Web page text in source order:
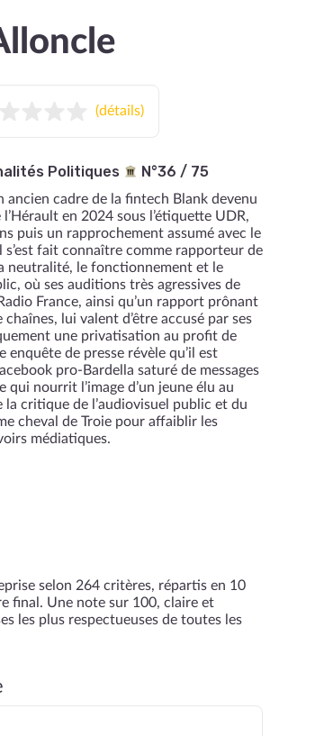
(détails)
Politiques N°36 / 75
ancien cadre de la fintech Blank devenu
en 2024 sous l’étiquette UDR,
puis un rapprochement assumé avec le
s’est fait connaître comme rapporteur de
neutralité, le fonctionnement et le
où ses auditions très agressives de
France, ainsi qu’un rapport prônant
lui valent d’être accusé par ses
une privatisation au profit de
enquête de presse révèle qu’il est
pro‑Bardella saturé de messages
qui nourrit l’image d’un jeune élu au
critique de l’audiovisuel public et du
cheval de Troie pour affaiblir les
médiatiques.
selon 264 critères, répartis en 10
final. Une note sur 100, claire et
les plus respectueuses de toutes les